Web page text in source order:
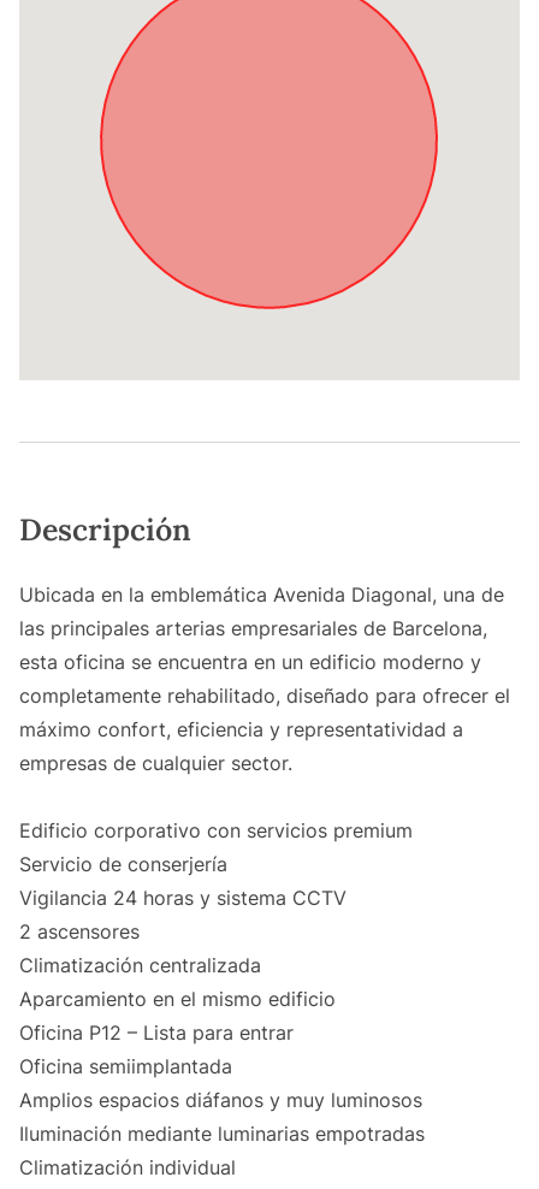
Descripción
Ubicada en la emblemática Avenida Diagonal, una de
las principales arterias empresariales de Barcelona,
esta oficina se encuentra en un edificio moderno y
completamente rehabilitado, diseñado para ofrecer el
máximo confort, eficiencia y representatividad a
empresas de cualquier sector.
Edificio corporativo con servicios premium
Servicio de conserjería
Vigilancia 24 horas y sistema CCTV
2 ascensores
Climatización centralizada
Aparcamiento en el mismo edificio
Oficina P12 – Lista para entrar
Oficina semiimplantada
Amplios espacios diáfanos y muy luminosos
Iluminación mediante luminarias empotradas
Climatización individual